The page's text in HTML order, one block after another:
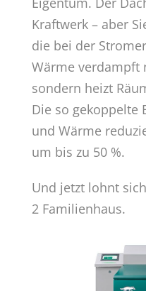
Kraftwerk – aber
die bei der
Wärme verdampft
sondern heizt
Die so gekoppelte
und Wärme
um bis zu 50 %.
Und jetzt lohnt
2 Familienhaus.